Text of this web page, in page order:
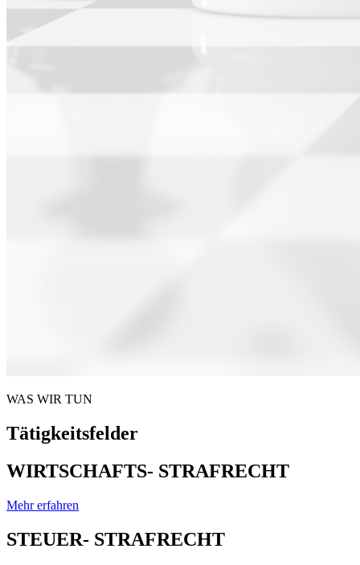
WAS WIR TUN
Tätigkeitsfelder
WIRTSCHAFTS- STRAFRECHT
Mehr erfahren
STEUER- STRAFRECHT